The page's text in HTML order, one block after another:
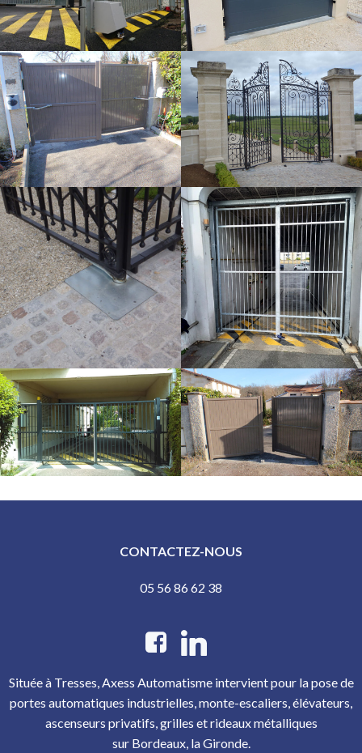
CONTACTEZ-NOUS
05 56 86 62 38
Située à Tresses, Axess Automatisme intervient pour la pose de
portes automatiques industrielles, monte-escaliers, élévateurs,
ascenseurs privatifs, grilles et rideaux métalliques
sur Bordeaux, la Gironde.